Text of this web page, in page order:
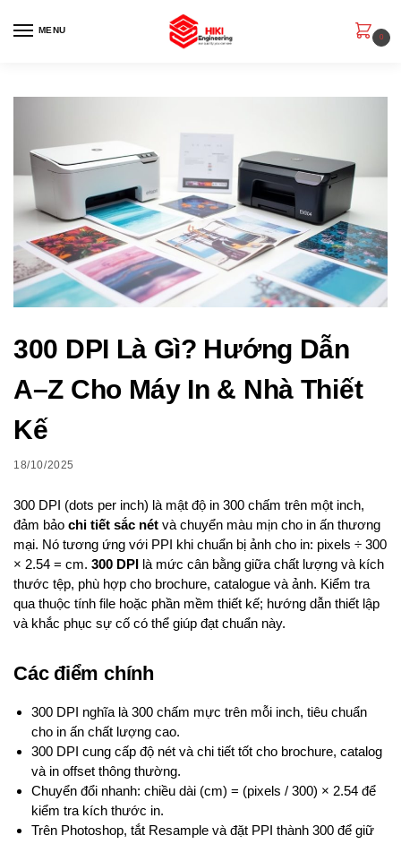
MENU
0
300 DPI Là Gì? Hướng Dẫn
A–Z Cho Máy In & Nhà Thiết
Kế
18/10/2025
300 DPI (dots per inch) là mật độ in 300 chấm trên một inch,
đảm bảo chi tiết sắc nét và chuyển màu mịn cho in ấn thương
mại. Nó tương ứng với PPI khi chuẩn bị ảnh cho in: pixels ÷ 300
× 2.54 = cm. 300 DPI là mức cân bằng giữa chất lượng và kích
thước tệp, phù hợp cho brochure, catalogue và ảnh. Kiểm tra
qua thuộc tính file hoặc phần mềm thiết kế; hướng dẫn thiết lập
và khắc phục sự cố có thể giúp đạt chuẩn này.
Các điểm chính
300 DPI nghĩa là 300 chấm mực trên mỗi inch, tiêu chuẩn
cho in ấn chất lượng cao.
300 DPI cung cấp độ nét và chi tiết tốt cho brochure, catalog
và in offset thông thường.
Chuyển đổi nhanh: chiều dài (cm) = (pixels / 300) × 2.54 để
kiểm tra kích thước in.
Trên Photoshop, tắt Resample và đặt PPI thành 300 để giữ